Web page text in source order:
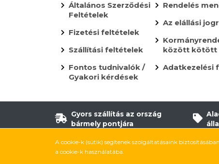
Általános Szerződési
Feltételek
Fizetési feltételek
Szállítási feltételek
Fontos tudnivalók /
Gyakori kérdések
Rendelés
Az elállási
között kötött
Adatkezelési
Gyors szállítás az ország
bármely pontjára
Kövess be Facebookon
Kövess be Instagramon
Kövess be TikTokon
A cookie-k (sütik) segítenek szolgáltatásaink
a cookie-k használatába.